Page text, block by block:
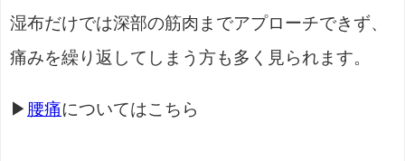
湿布だけでは深部の筋肉までアプローチできず、
痛みを繰り返してしまう方も多く見られます。
▶ 腰痛についてはこちら